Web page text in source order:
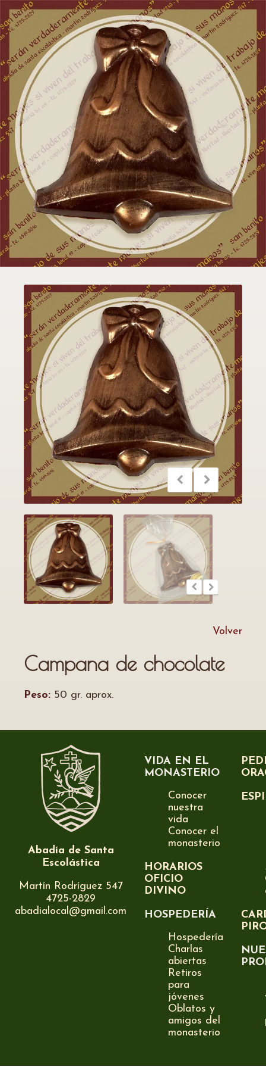
Volver
Campana de chocolate
Peso: 50 gr. aprox.
Abadía de Santa
Escolástica
Martín Rodríguez 547
4725-2829
abadialocal@gmail.com
VIDA EN EL
MONASTERIO
Conocer
nuestra
vida
Conocer el
monasterio
HORARIOS
OFICIO
DIVINO
HOSPEDERÍA
Hospedería
Charlas
abiertas
Retiros
para
jóvenes
Oblatos y
amigos del
monasterio